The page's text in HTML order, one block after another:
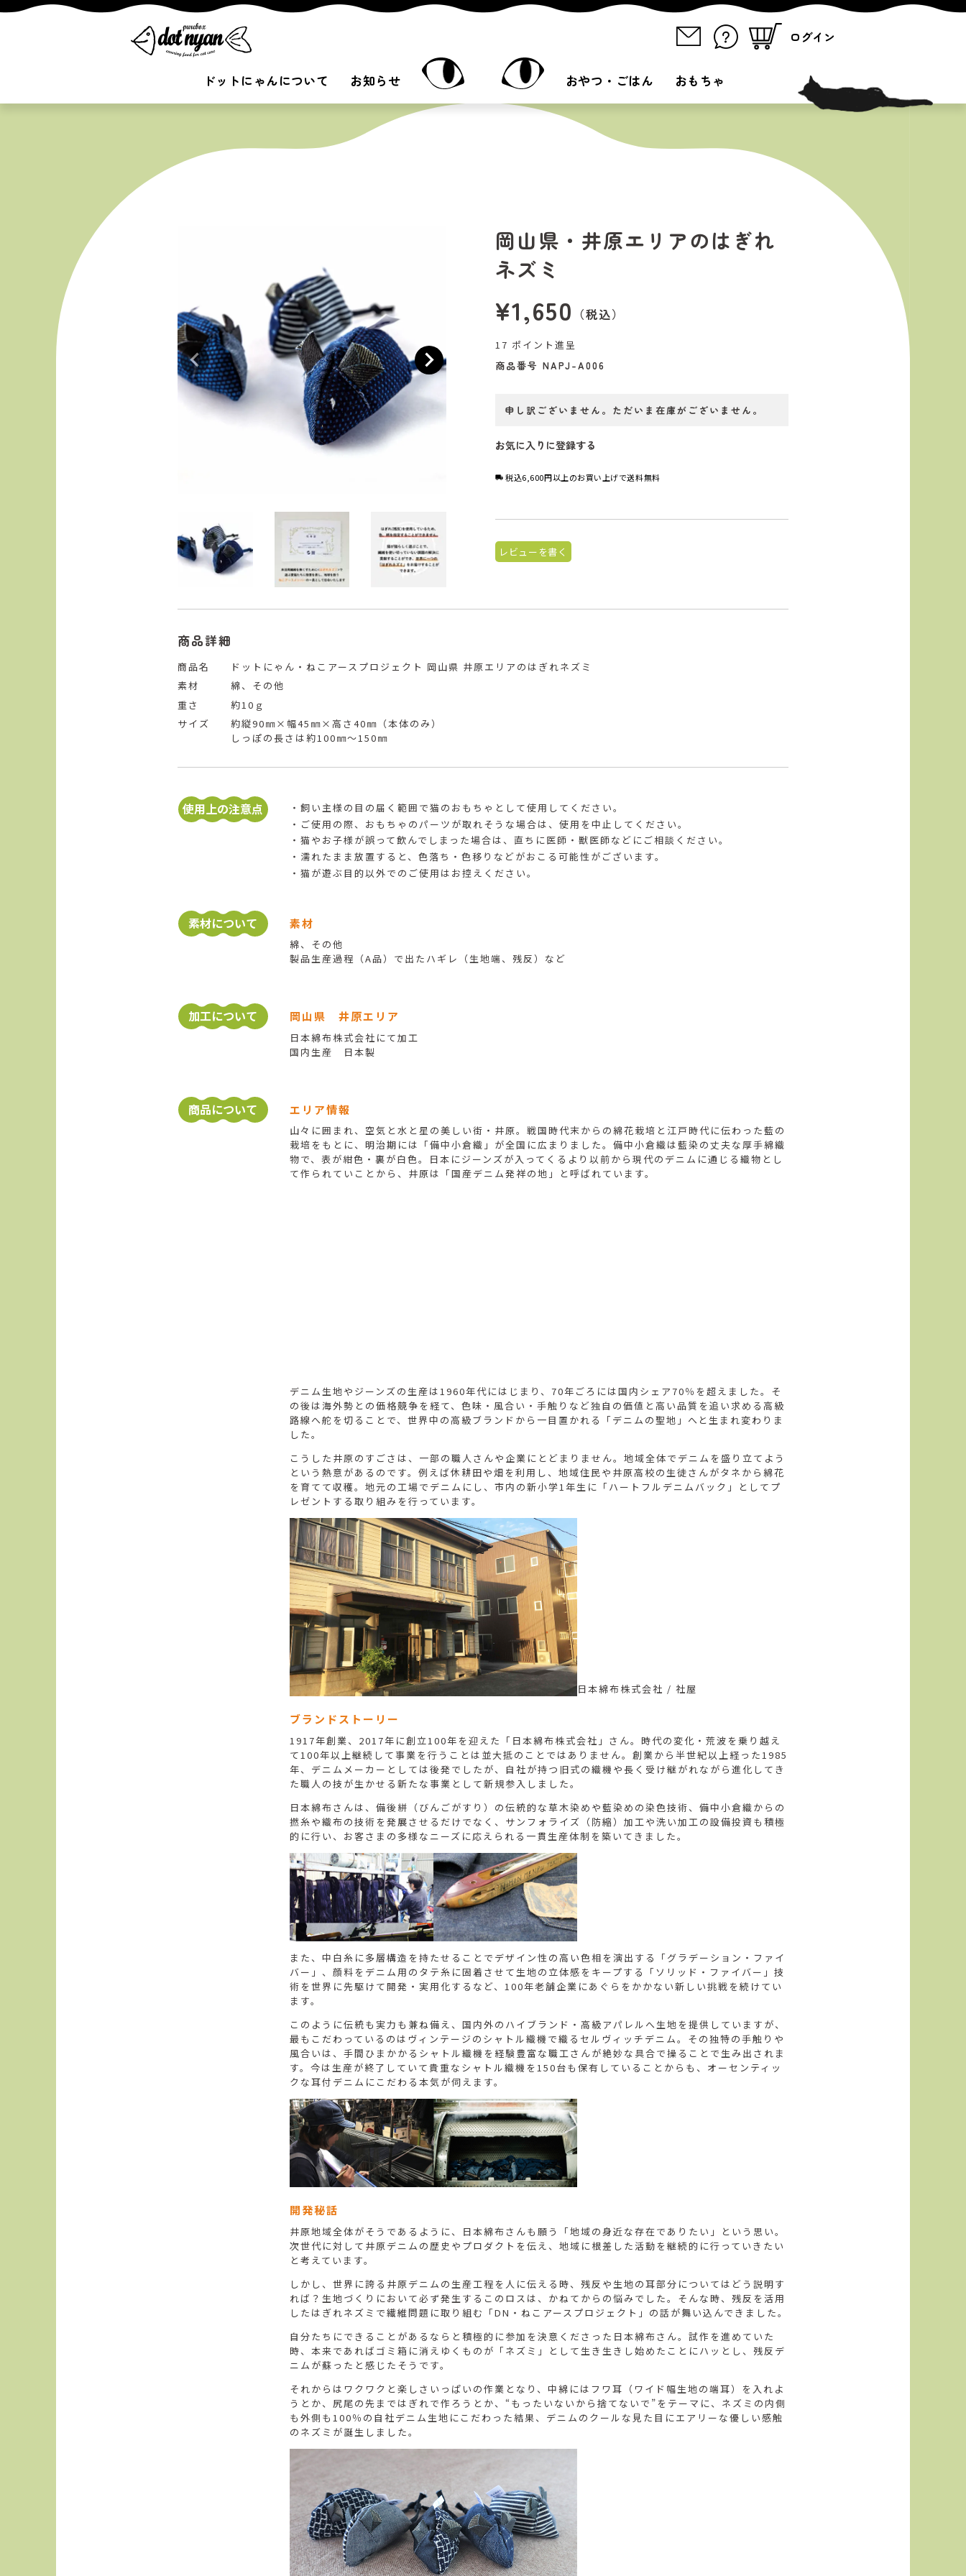
ドットにゃんについて お知らせ おやつ・ごはん おもちゃ
ログイン
岡山県・井原エリアのはぎれ
ネズミ
¥1,650 税込
17 ポイント進呈
商品番号 NAPJ-A006
申し訳ございません。ただいま在庫がございません。
お気に入りに登録する
税込6,600円以上のお買い上げで送料無料
レビューを書く
商品名
ドットにゃん・ねこアースプロジェクト 岡山県 井原エリアのはぎれネズミ
素材
綿、その他
重さ
約10ｇ
サイズ
約縦90㎜×幅45㎜×高さ40㎜（本体のみ）
しっぽの長さは約100㎜～150㎜
使用上の注意点
飼い主様の目の届く範囲で猫のおもちゃとして使用してください。
ご使用の際、おもちゃのパーツが取れそうな場合は、使用を中止してください。
猫やお子様が誤って飲んでしまった場合は、直ちに医師・獣医師などにご相談ください。
濡れたまま放置すると、色落ち・色移りなどがおこる可能性がございます。
猫が遊ぶ目的以外でのご使用はお控えください。
素材について 素材
綿、その他
製品生産過程（A品）で出たハギレ（生地端、残反）など
加工について 岡山県 井原エリア
日本綿布株式会社にて加工
国内生産 日本製
商品について エリア情報
山々に囲まれ、空気と水と星の美しい街・井原。戦国時代末からの綿花栽培と江戸時代に伝わった藍の
栽培をもとに、明治期には「備中小倉織」が全国に広まりました。備中小倉織は藍染の丈夫な厚手綿織
物で、表が紺色・裏が白色。日本にジーンズが入ってくるより以前から現代のデニムに通じる織物とし
て作られていことから、井原は「国産デニム発祥の地」と呼ばれています。
デニム生地やジーンズの生産は1960年代にはじまり、70年ごろには国内シェア70％を超えました。そ
の後は海外勢との価格競争を経て、色味・風合い・手触りなど独自の価値と高い品質を追い求める高級
路線へ舵を切ることで、世界中の高級ブランドから一目置かれる「デニムの聖地」へと生まれ変わりま
した。
こうした井原のすごさは、一部の職人さんや企業にとどまりません。地域全体でデニムを盛り立てよう
という熱意があるのです。例えば休耕田や畑を利用し、地域住民や井原高校の生徒さんがタネから綿花
を育てて収穫。地元の工場でデニムにし、市内の新小学1年生に「ハートフルデニムバック」としてプ
レゼントする取り組みを行っています。
日本綿布株式会社 / 社屋
ブランドストーリー
1917年創業、2017年に創立100年を迎えた「日本綿布株式会社」さん。時代の変化・荒波を乗り越え
て100年以上継続して事業を行うことは並大抵のことではありません。創業から半世紀以上経った1985
年、デニムメーカーとしては後発でしたが、自社が持つ旧式の織機や長く受け継がれながら進化してき
た職人の技が生かせる新たな事業として新規参入しました。
日本綿布さんは、備後絣（びんごがすり）の伝統的な草木染めや藍染めの染色技術、備中小倉織からの
撚糸や織布の技術を発展させるだけでなく、サンフォライズ（防縮）加工や洗い加工の設備投資も積極
的に行い、お客さまの多様なニーズに応えられる一貫生産体制を築いてきました。
また、中白糸に多層構造を持たせることでデザイン性の高い色相を演出する「グラデーション・ファイ
バー」、顔料をデニム用のタテ糸に固着させて生地の立体感をキープする「ソリッド・ファイバー」技
術を世界に先駆けて開発・実用化するなど、100年老舗企業にあぐらをかかない新しい挑戦を続けてい
ます。
このように伝統も実力も兼ね備え、国内外のハイブランド・高級アパレルへ生地を提供していますが、
最もこだわっているのはヴィンテージのシャトル織機で織るセルヴィッチデニム。その独特の手触りや
風合いは、手間ひまかかるシャトル織機を経験豊富な職工さんが絶妙な具合で操ることで生み出されま
す。今は生産が終了していて貴重なシャトル織機を150台も保有していることからも、オーセンティッ
クな耳付デニムにこだわる本気が伺えます。
開発秘話
井原地域全体がそうであるように、日本綿布さんも願う「地域の身近な存在でありたい」という思い。
次世代に対して井原デニムの歴史やプロダクトを伝え、地域に根差した活動を継続的に行っていきたい
と考えています。
しかし、世界に誇る井原デニムの生産工程を人に伝える時、残反や生地の耳部分についてはどう説明す
れば？生地づくりにおいて必ず発生するこのロスは、かねてからの悩みでした。そんな時、残反を活用
したはぎれネズミで繊維問題に取り組む「DN・ねこアースプロジェクト」の話が舞い込んできました。
自分たちにできることがあるならと積極的に参加を決意くださった日本綿布さん。試作を進めていた
時、本来であればゴミ箱に消えゆくものが「ネズミ」として生き生きし始めたことにハッとし、残反デ
ニムが蘇ったと感じたそうです。
それからはワクワクと楽しさいっぱいの作業となり、中綿にはフワ耳（ワイド幅生地の端耳）を入れよ
うとか、尻尾の先まではぎれで作ろうとか、“もったいないから捨てないで”をテーマに、ネズミの内側
も外側も100％の自社デニム生地にこだわった結果、デニムのクールな見た目にエアリーな優しい感触
のネズミが誕生しました。